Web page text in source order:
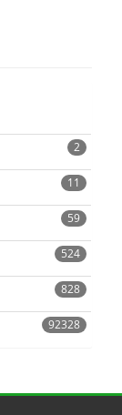
2
11
59
524
828
92328